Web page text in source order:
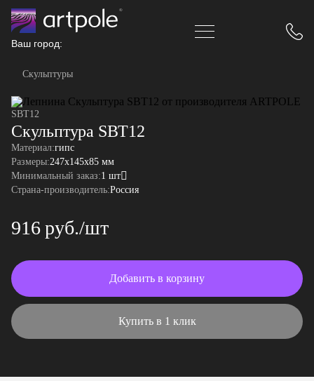
Ваш город:
Скульптуры
SBT12
Скульптура SBT12
Материал:гипс
Размеры:247x145x85 мм
Минимальный заказ:1 шт
Страна-производитель:Россия
916 руб./шт
Добавить в корзину
Купить в 1 клик